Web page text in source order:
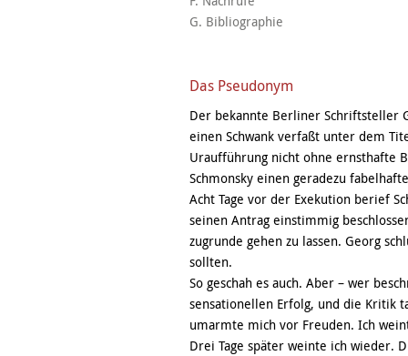
G. Bibliographie
Das Pseudonym
Der bekannte Berliner Schriftsteller
einen Schwank verfaßt unter dem
Uraufführung nicht ohne ernsthafte
Schmonsky einen geradezu
Acht Tage vor der Exekution berief
seinen Antrag einstimmig
zugrunde gehen zu lassen. Georg
sollten.
So geschah es auch. Aber – wer
sensationellen Erfolg, und die Kritik
umarmte mich vor Freuden. Ich
Drei Tage später weinte ich wieder.